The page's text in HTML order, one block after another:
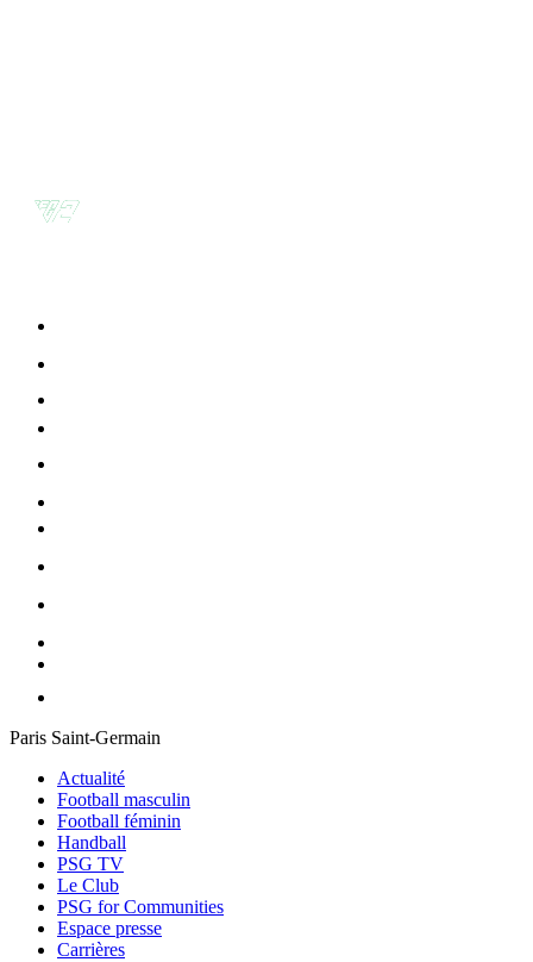
Paris Saint-Germain
Actualité
Football masculin
Football féminin
Handball
PSG TV
Le Club
PSG for Communities
Espace presse
Carrières